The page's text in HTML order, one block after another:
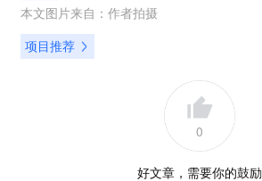
本文图片来自： 作者拍摄
项目推荐
0
好文章，需要你的鼓励